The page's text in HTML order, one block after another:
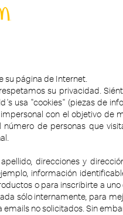
su página de Internet.
su privacidad.
usa "cookies" (piezas de
con el objetivo de
de personas que
direcciones y
información
o para inscribirte a
sólo internamente, para
no solicitados. Sin